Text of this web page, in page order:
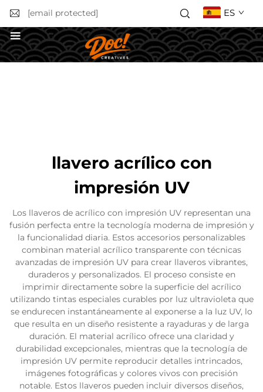
[email protected] ES
llavero acrílico con
impresión UV
Los llaveros de acrílico con impresión UV representan una
fusión perfecta entre la tecnología moderna de impresión y
la funcionalidad diaria. Estos accesorios personalizables
combinan material acrílico transparente con técnicas
avanzadas de impresión UV para crear llaveros vibrantes,
duraderos y personalizados. El proceso consiste en
imprimir directamente sobre la superficie del acrílico
utilizando tintas especiales curables por luz ultravioleta que
se endurecen instantáneamente al exponerse a la luz UV, lo
que resulta en un diseño resistente a rayaduras y de larga
duración. El material acrílico ofrece una claridad y
durabilidad excepcionales, mientras que la tecnología de
impresión UV permite reproducir detalles intrincados,
imágenes fotográficas y colores vivos con precisión
notable. Estos llaveros pueden incluir diversos diseños,